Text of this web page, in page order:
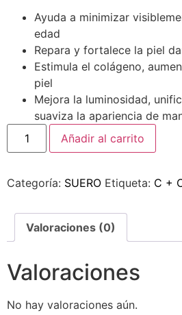
Ayuda a minimizar
edad
Repara y fortalece la piel
Estimula el colágeno,
piel
Mejora la luminosidad,
suaviza la apariencia de
Añadir al carrito
Categoría: SUERO Etiqueta: C +
Valoraciones (0)
Valoraciones
No hay valoraciones aún.